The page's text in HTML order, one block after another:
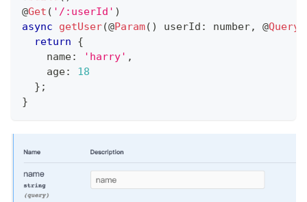
@Get ( '/:userId' )
async
getUser(@Param( ) userId : number, @Query
return
{
    name
: 'harry' ,
    age
:
18
} ;
}